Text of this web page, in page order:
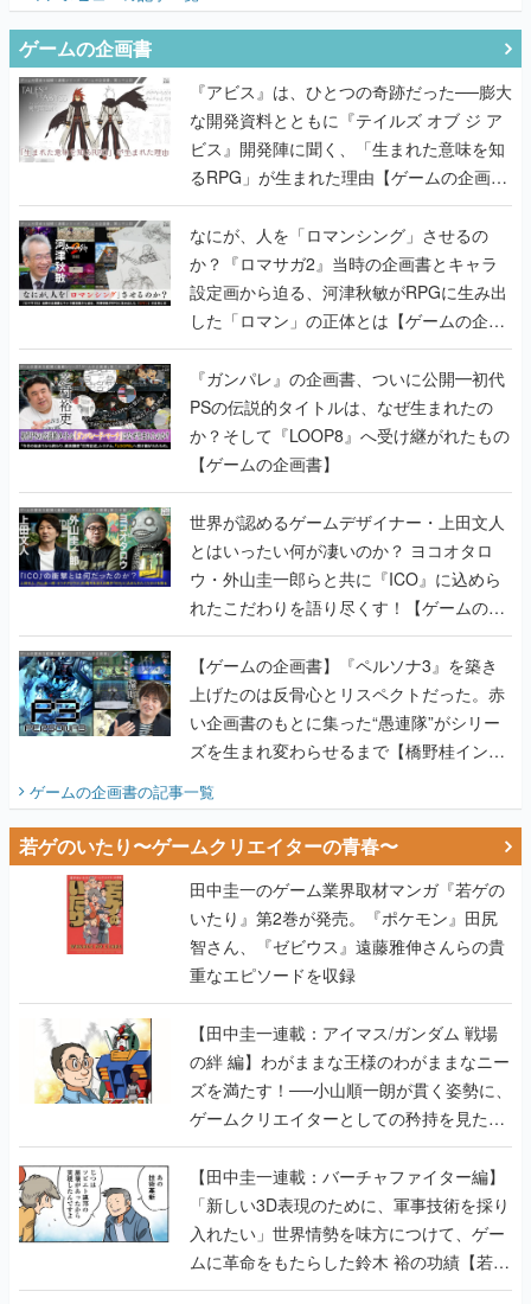
ゲームの企画書
『アビス』は、ひとつの奇跡だった──膨大
な開発資料とともに『テイルズ オブ ジ ア
ビス』開発陣に聞く、「生まれた意味を知
るRPG」が生まれた理由【ゲームの企画
書】
なにが、人を「ロマンシング」させるの
か？『ロマサガ2』当時の企画書とキャラ
設定画から迫る、河津秋敏がRPGに生み出
した「ロマン」の正体とは【ゲームの企画
書】
『ガンパレ』の企画書、ついに公開━初代
PSの伝説的タイトルは、なぜ生まれたの
か？そして『LOOP8』へ受け継がれたもの
【ゲームの企画書】
世界が認めるゲームデザイナー・上田文人
とはいったい何が凄いのか？ ヨコオタロ
ウ・外山圭一郎らと共に『ICO』に込めら
れたこだわりを語り尽くす！【ゲームの企
画書】
【ゲームの企画書】『ペルソナ3』を築き
上げたのは反骨心とリスペクトだった。赤
い企画書のもとに集った“愚連隊”がシリー
ズを生まれ変わらせるまで【橋野桂インタ
ビュー】
ゲームの企画書の記事一覧
若ゲのいたり〜ゲームクリエイターの青春〜
田中圭一のゲーム業界取材マンガ『若ゲの
いたり』第2巻が発売。『ポケモン』田尻
智さん、『ゼビウス』遠藤雅伸さんらの貴
重なエピソードを収録
【田中圭一連載：アイマス/ガンダム 戦場
の絆 編】わがままな王様のわがままなニー
ズを満たす！──小山順一朗が貫く姿勢に、
ゲームクリエイターとしての矜持を見た
【若ゲのいたり最終回】
【田中圭一連載：バーチャファイター編】
「新しい3D表現のために、軍事技術を採り
入れたい」世界情勢を味方につけて、ゲー
ムに革命をもたらした鈴木 裕の功績【若ゲ
のいたり】